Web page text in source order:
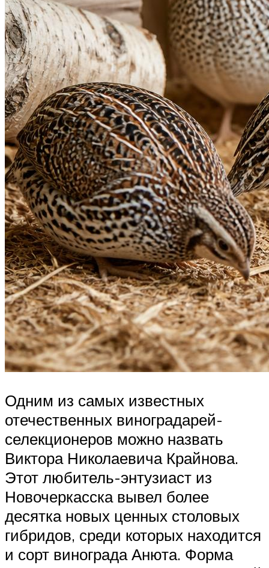
Одним из самых известных
отечественных виноградарей-
селекционеров можно назвать
Виктора Николаевича Крайнова.
Этот любитель-энтузиаст из
Новочеркасска вывел более
десятка новых ценных столовых
гибридов, среди которых находится
и сорт винограда Анюта. Форма